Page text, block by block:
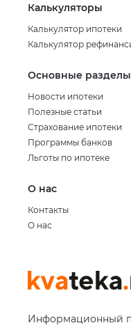
Информационный
Калькуляторы
Калькулятор ипотеки
Калькулятор
Основные разделы
Новости ипотеки
Полезные статьи
Страхование ипотеки
Программы банков
Льготы по ипотеке
О нас
Контакты
О нас